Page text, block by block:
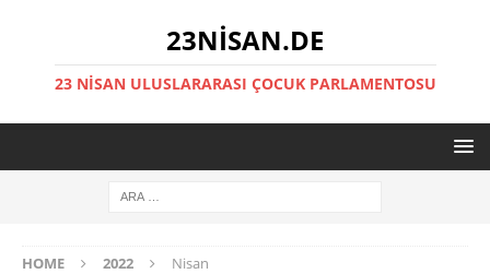
23NISAN.DE
23 NİSAN ULUSLARARASI ÇOCUK PARLAMENTOSU
HOME 2022 Nisan